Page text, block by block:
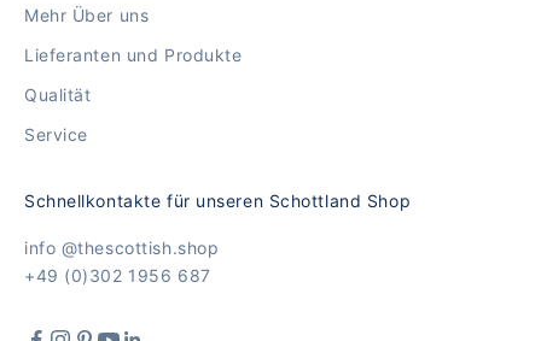
Mehr Über uns
Lieferanten und Produkte
Qualität
Service
Schnellkontakte für unseren Schottland Shop
info @thescottish.shop
+49 (0)302 1956 687